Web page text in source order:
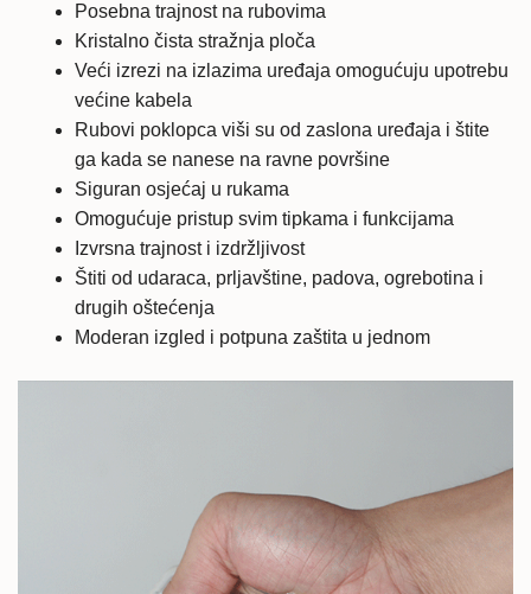
Posebna trajnost na rubovima
Kristalno čista stražnja ploča
Veći izrezi na izlazima uređaja omogućuju upotrebu
većine kabela
Rubovi poklopca viši su od zaslona uređaja i štite
ga kada se nanese na ravne površine
Siguran osjećaj u rukama
Omogućuje pristup svim tipkama i funkcijama
Izvrsna trajnost i izdržljivost
Štiti od udaraca, prljavštine, padova, ogrebotina i
drugih oštećenja
Moderan izgled i potpuna zaštita u jednom